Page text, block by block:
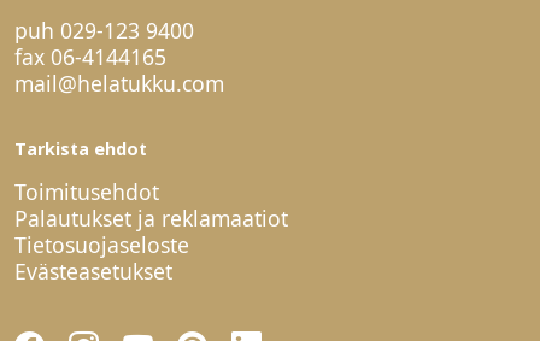
puh 029-123 9400
fax 06-4144165
mail@helatukku.com
Tarkista ehdot
Toimitusehdot
Palautukset ja reklamaatiot
Tietosuojaseloste
Evästeasetukset